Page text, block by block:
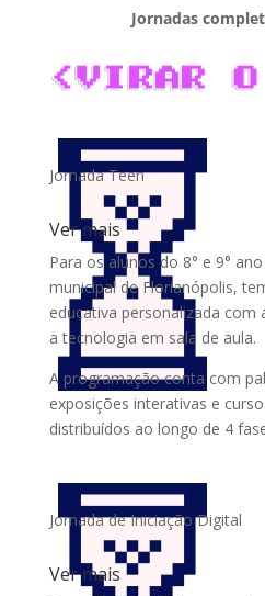
Jornadas
Jornada Teen
Ver mais
Para os alunos do 8° e 9°
municipal de Florianópolis,
educativa personalizada com
a tecnologia em sala de aula.
A programação conta com
exposições interativas e
distribuídos ao longo de 4
Jornada de Iniciação Digital
Ver mais